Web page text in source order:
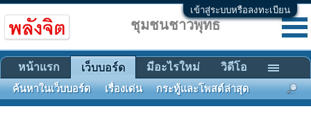
เข้าสู่ระบบหรือลงทะเบียน
ชุมชนชาวพุทธ
หน้าแรก เว็บบอร์ด
ค้นหาในเว็บบอร์ด เรื่องเด่น กระทู้และโพสต์ล่าสุด
มีอะไรใหม่ วิดีโอ